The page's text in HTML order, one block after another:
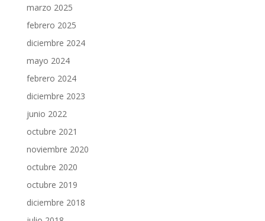
marzo 2025
febrero 2025
diciembre 2024
mayo 2024
febrero 2024
diciembre 2023
junio 2022
octubre 2021
noviembre 2020
octubre 2020
octubre 2019
diciembre 2018